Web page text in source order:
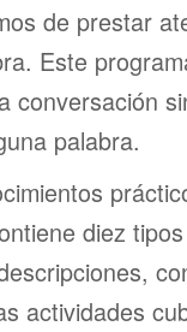
de prestar
Este
conversación
palabra.
diez
actividades